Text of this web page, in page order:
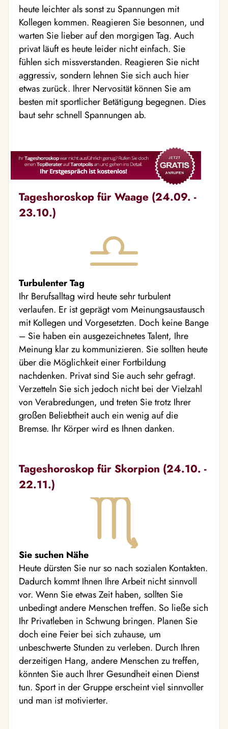
heute leichter als sonst zu Spannungen mit
Kollegen kommen. Reagieren Sie besonnen, und
warten Sie lieber auf den morgigen Tag. Auch
privat läuft es heute leider nicht einfach. Sie
fühlen sich missverstanden. Reagieren Sie nicht
aggressiv, sondern lehnen Sie sich auch hier
etwas zurück. Ihrer Nervosität können Sie am
besten mit sportlicher Betätigung begegnen. Dies
baut sehr schnell Spannungen ab.
Tageshoroskop für Waage (24.09. -
23.10.)
Turbulenter Tag
Ihr Berufsalltag wird heute sehr turbulent
verlaufen. Er ist geprägt vom Meinungsaustausch
mit Kollegen und Vorgesetzten. Doch keine Bange
– Sie haben ein ausgezeichnetes Talent, Ihre
Meinung klar zu kommunizieren. Sie sollten heute
über die Möglichkeit einer Fortbildung
nachdenken. Privat sind Sie auch sehr gefragt.
Verzetteln Sie sich jedoch nicht bei der Vielzahl
von Verabredungen, und treten Sie trotz Ihrer
großen Beliebtheit auch ein wenig auf die
Bremse. Ihr Körper wird es Ihnen danken.
Tageshoroskop für Skorpion (24.10. -
22.11.)
Sie suchen Nähe
Heute dürsten Sie nur so nach sozialen Kontakten.
Dadurch kommt Ihnen Ihre Arbeit nicht sinnvoll
vor. Wenn Sie etwas Zeit haben, sollten Sie
unbedingt andere Menschen treffen. So ließe sich
Ihr Privatleben in Schwung bringen. Planen Sie
doch eine Feier bei sich zuhause, um
unbeschwerte Stunden zu verleben. Durch Ihren
derzeitigen Hang, andere Menschen zu treffen,
könnten Sie auch Ihrer Gesundheit einen Dienst
tun. Sport in der Gruppe erscheint viel sinnvoller
und man ist motivierter.